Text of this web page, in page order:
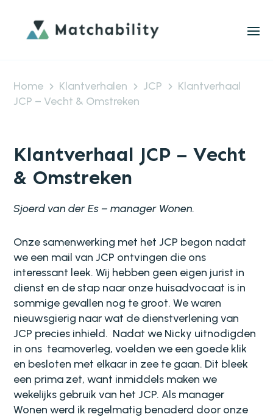
Home Klantverhalen JCP
Klantverhaal
JCP – Vecht & Omstreken
Klantverhaal JCP – Vecht
& Omstreken
Sjoerd van der Es – manager Wonen.
Onze samenwerking met het JCP begon nadat
we een mail van JCP ontvingen die ons
interessant leek. Wij hebben geen eigen jurist in
dienst en de stap naar onze huisadvocaat is in
sommige gevallen nog te groot. We waren
nieuwsgierig naar wat de dienstverlening van
JCP precies inhield. Nadat we Nicky uitnodigden
in ons teamoverleg, voelden we een goede klik
en besloten met elkaar in zee te gaan. Dit bleek
een prima zet, want inmiddels maken we
wekelijks gebruik van het JCP. Als manager
Wonen werd ik regelmatig benaderd door onze